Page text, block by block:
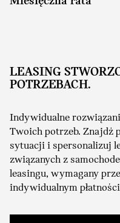
LEASING
POTRZEBACH.
Indywidualne
Twoich potrzeb. Znajdź
sytuacji i spersonalizuj
związanych z
leasingu, wymagany
indywidualnym